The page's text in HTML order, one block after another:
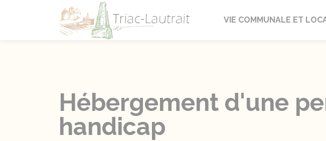
Triac-Lautrait
VIE COMMUNALE ET
Hébergement d'une
handicap